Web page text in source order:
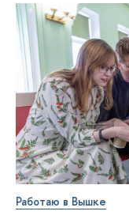
Работаю в Вышке